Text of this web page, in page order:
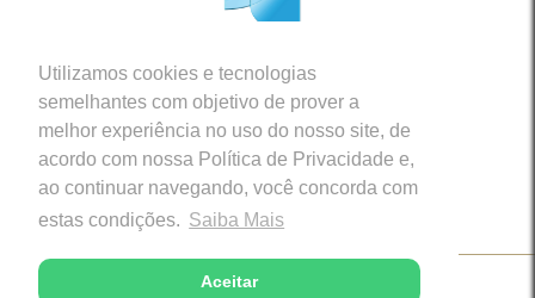
Utilizamos cookies e tecnologias
semelhantes com objetivo de prover a
melhor experiência no uso do nosso site, de
acordo com nossa Política de Privacidade e,
ao continuar navegando, você concorda com
estas condições. Saiba Mais
Aceitar
Siga-nos em nossas Redes Sociais
Copyright © 2026 - Diocese de Caratinga (MG)